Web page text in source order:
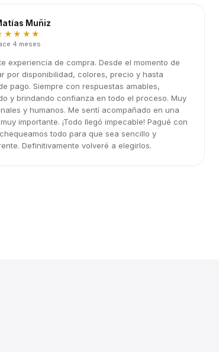
Muñiz
4 meses
experiencia de compra. Desde el momento de
por disponibilidad, colores, precio y hasta
pago. Siempre con respuestas amables,
y brindando confianza en todo el proceso. Muy
y humanos. Me sentí acompañado en una
importante. ¡Todo llegó impecable! Pagué con
todo para que sea sencillo y
Definitivamente volveré a elegirlos.